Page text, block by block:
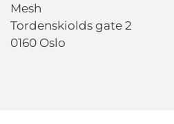
Mesh
Tordenskiolds gate 2
0160 Oslo